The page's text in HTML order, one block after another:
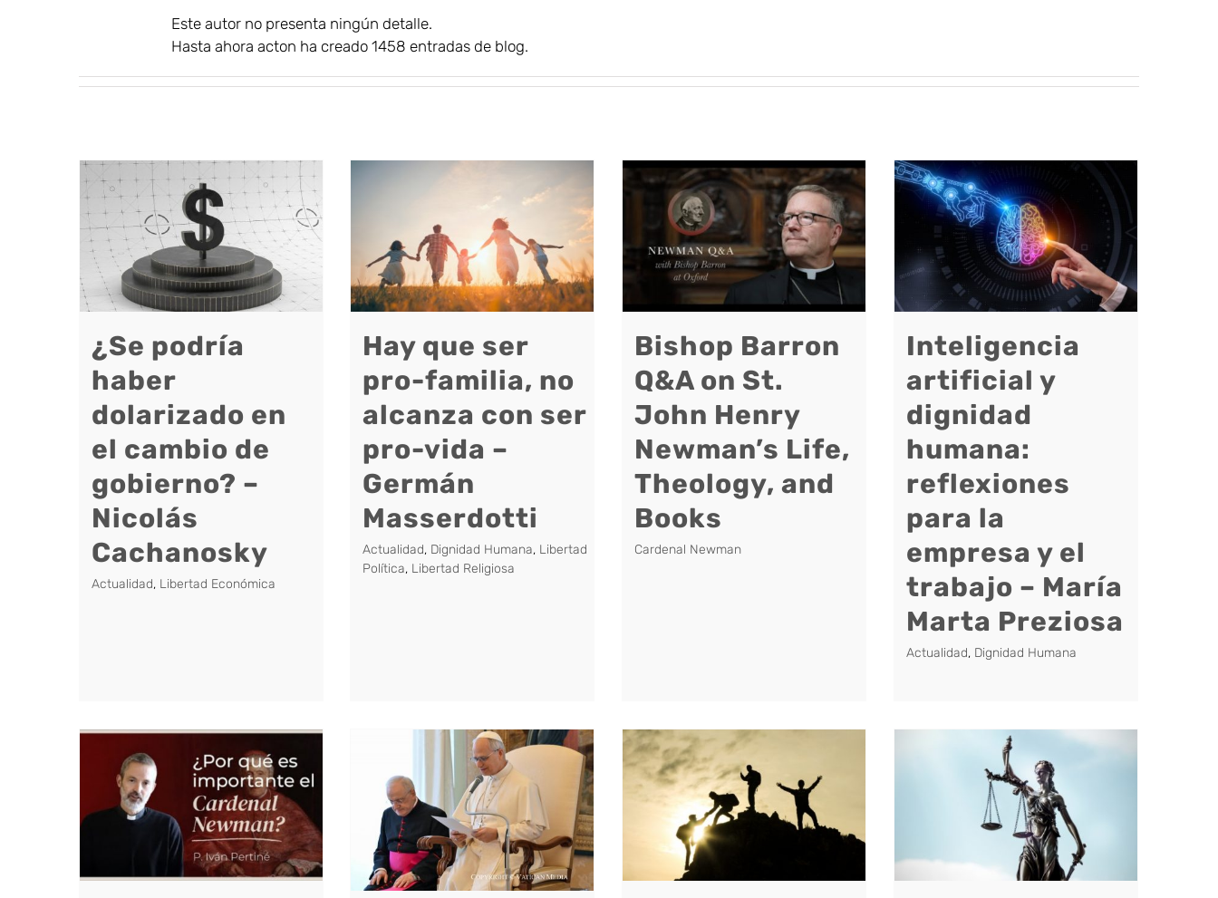
Este autor no presenta ningún detalle.
Hasta ahora acton ha creado 1458 entradas de blog.
¿Se podría
haber
dolarizado en
el cambio de
gobierno? –
Nicolás
Cachanosky
Actualidad, Libertad Económica
Hay que ser
pro-familia, no
alcanza con ser
pro-vida –
Germán
Masserdotti
Actualidad, Dignidad Humana, Libertad
Política, Libertad Religiosa
Bishop Barron
Q&A on St.
John Henry
Newman’s Life,
Theology, and
Books
Cardenal Newman
Inteligencia
artificial y
dignidad
humana:
reflexiones
para la
empresa y el
trabajo – María
Marta Preziosa
Actualidad, Dignidad Humana